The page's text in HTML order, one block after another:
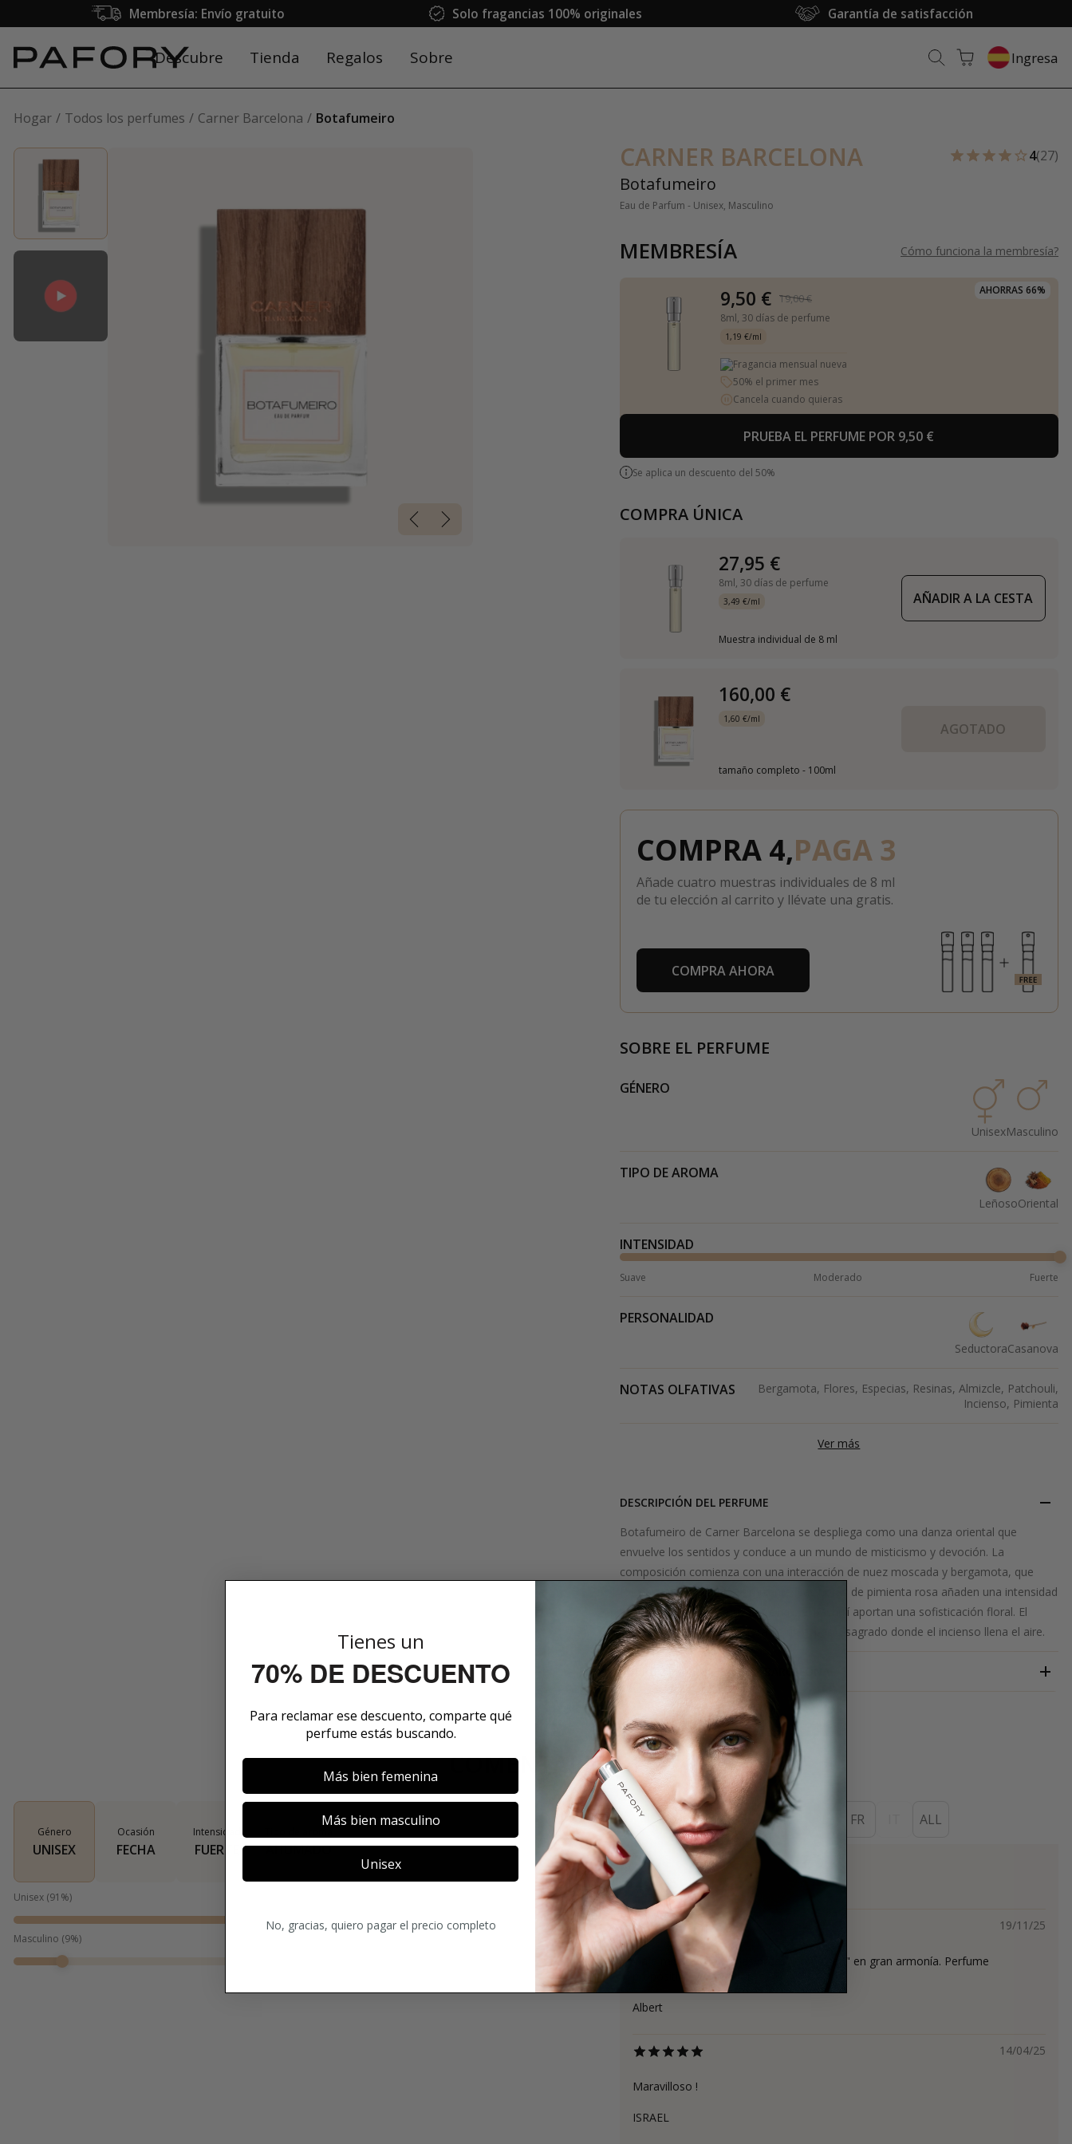
Membresía: Envío gratuito Solo fragancias 100% originales Garantía de satisfacción
Descubre Tienda Regalos Sobre Ingresa
Hogar Todos los perfumes Carner Barcelona Botafumeiro
CARNER BARCELONA
Botafumeiro
Eau de Parfum - Unisex, Masculino
4(27)
MEMBRESÍA Cómo funciona la membresía?
AHORRAS 66%
9,50 €
19,00 €
8ml, 30 días de perfume
1,19 €/ml
Fragancia mensual nueva
50% el primer mes
Cancela cuando quieras
PRUEBA EL PERFUME POR 9,50 €
Se aplica un descuento del 50%
COMPRA ÚNICA
27,95 €
8ml, 30 días de perfume
3,49 €/ml
Muestra individual de 8 ml
AÑADIR A LA CESTA
160,00 €
1,60 €/ml
tamaño completo - 100ml
AGOTADO
COMPRA 4,PAGA 3
Añade cuatro muestras individuales de 8 ml
de tu elección al carrito y llévate una gratis.
COMPRA AHORA
SOBRE EL PERFUME
GÉNERO
UnisexMasculino
TIPO DE AROMA
LeñosoOriental
INTENSIDAD
Suave Moderado Fuerte
PERSONALIDAD
SeductoraCasanova
NOTAS OLFATIVAS
Bergamota, Flores, Especias, Resinas, Almizcle, Patchouli,
Incienso, Pimienta
Ver más
DESCRIPCIÓN DEL PERFUME
Botafumeiro de Carner Barcelona se despliega como una danza oriental que
envuelve los sentidos y conduce a un mundo de misticismo y devoción. La
composición comienza con una interacción de nuez moscada y bergamota, que
forman una apertura estimulante. Las notas de pimienta rosa añaden una intensidad
especiada, mientras que la fresia y el pachulí aportan una sofisticación floral. El
perfume evoca la atmósfera de un espacio sagrado donde el incienso llena el aire.
SOBRE LA MARCA CARNER BARCELONA
COMENTARIOS
Género
UNISEX
Ocasión
FECHA
Intensidad
FUERTE AHUMADO
Unisex (91 %)
Masculino (9%)
EN FR ALL
4
Comentarios
19/11/25
Viaje místico. Todas las notas "comulgan" en gran armonía. Perfume
propositivo y evocador.
Albert
14/04/25
Maravilloso !
ISRAEL
Tienes un
70% DE DESCUENTO
Para reclamar ese descuento, comparte qué
perfume estás buscando.
Más bien femenina
Más bien masculino
Unisex
No, gracias, quiero pagar el precio completo